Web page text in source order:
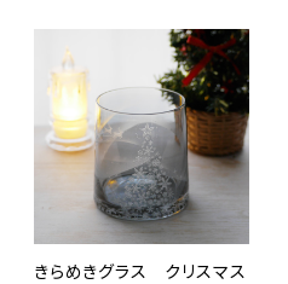
きらめきグラス クリスマス